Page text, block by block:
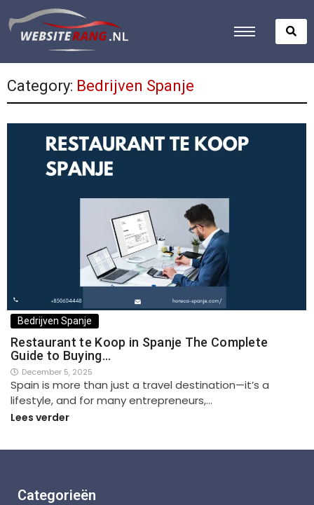
Category: Bedrijven Spanje
Bedrijven Spanje
Restaurant te Koop in Spanje The Complete
Guide to Buying…
December 5, 2025
Spain is more than just a travel destination—it’s a
lifestyle, and for many entrepreneurs,…
Lees verder
Categorieën